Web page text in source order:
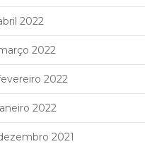
2022
2022
2022
2022
2021